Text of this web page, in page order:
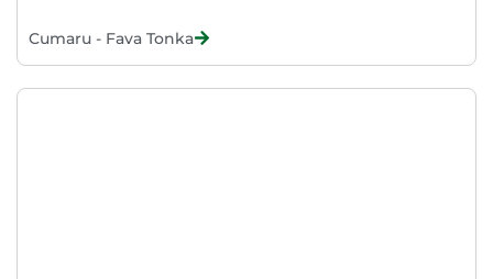
Cumaru - Fava Tonka